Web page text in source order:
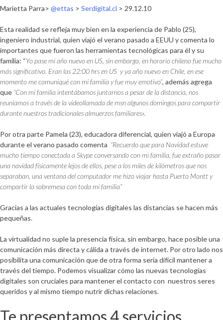
Marietta Parra> @ettas > Serdigital.cl > 29.12.10
Esta realidad se refleja muy bien en la experiencia de Pablo (25),
ingeniero industrial, quien viajó el verano pasado a EEUU y comenta lo
importantes que fueron las herramientas tecnológicas para él y su
familia: “Yo pase mi año nuevo en US, sin embargo, en horario chileno fue mucho
más significativo. Eran las 22:00 hrs en US y ya año nuevo en Chile, en ese
momento me comuniqué con mi familia y fue muy emotivo”, además agrega
que “Con mi familia intentábamos juntarnos a pesar de la distancia, nos
reuníamos a través de la videollamada de msn algunos domingos para compartir
durante nuestros tradicionales almuerzos familiares».
Por otra parte Pamela (23), educadora diferencial, quien viajó a Europa
durante el verano pasado comenta “Recuerdo que para Navidad estuve
mucho tiempo conectada a Skype conversando con mi familia, fue extraño pasar
una navidad físicamente lejos de ellos, pese a los miles de kilómetros que nos
separaban, una ventana del computador me hizo viajar hasta Puerto Montt y
compartir la sobremesa con toda mi familia”
Gracias a las actuales tecnologías digitales las distancias se hacen más
pequeñas.
La virtualidad no suple la presencia física, sin embargo, hace posible una
comunicación más directa y cálida a través de internet. Por otro lado nos
posibilita una comunicación que de otra forma sería difícil mantener a
través del tiempo. Podemos visualizar cómo las nuevas tecnologías
digitales son cruciales para mantener el contacto con nuestros seres
queridos y al mismo tiempo nutrir dichas relaciones.